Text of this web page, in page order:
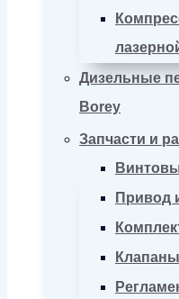
Дизельные
Borey
Запчасти и
Привод